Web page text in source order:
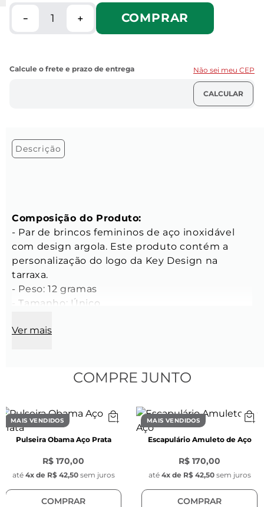
＋
－ COMPRAR
Não sei meu CEP
Descrição
Composição do Produto:
- Par de brincos femininos de aço inoxidável
com design argola. Este produto contém a
personalização do logo da Key Design na
tarraxa.
- Peso: 12 gramas
- Tamanho: Único
CARACTERÍSTICAS
- Espessura: 5 mm
- Modelo: Meia argola liso oval grosso
- Tarraxas arredondadas na cor prata, com
7mm de espessura.
Ver mais
COMPRE JUNTO
MAIS VENDIDOS
Pulseira Obama Aço Prata
R$ 170,00
até 4x de R$ 42,50 sem juros
COMPRAR
MAIS VENDIDOS
Escapulário Amuleto de Aço
R$ 170,00
até 4x de R$ 42,50 sem juros
COMPRAR